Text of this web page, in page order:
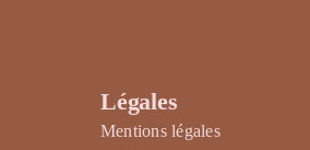
Légales
Mentions légales